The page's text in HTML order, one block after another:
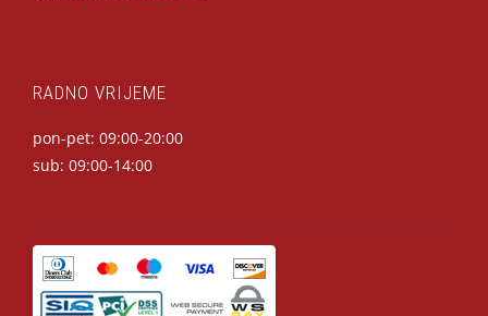
RADNO VRIJEME
pon-pet: 09:00-20:00
sub: 09:00-14:00